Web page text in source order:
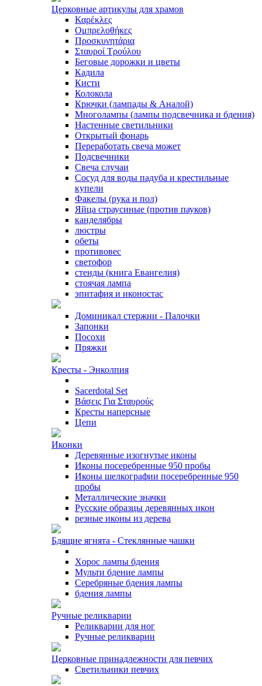
Церковные артикулы для храмов
Καρέκλες
Ομπρελοθήκες
Προσκυνητάρια
Σταυροί Τρούλου
Беговые дорожки и цветы
Кадила
Кисти
Колокола
Крючки (лампады & Аналой)
Многолампы (лампы подсвечника и бдения)
Настенные светильники
Открытый фонарь
Переработать свеча может
Подсвечники
Свеча случаи
Сосуд для воды падуба и крестильные
купели
Факелы (рука и пол)
Яйца страусиные (против пауков)
канделябры
люстры
обеты
противовес
светофор
стенды (книга Евангелия)
стоячая лампа
эпитафия и иконостас
Доминикал стержни - Палочки
Запонки
Посохи
Пряжки
Кресты - Энколпия
Sacerdotal Set
Βάσεις Για Σταυρούς
Кресты наперсные
Цепи
Иконки
Деревянные изогнутые иконы
Иконы посеребренные 950 пробы
Иконы шелкографии посеребренные 950
пробы
Металлические значки
Русские образцы деревянных икон
резные иконы из дерева
Бдящие ягнята - Стеклянные чашки
Xорос лампы бдения
Мульти бдение лампы
Серебряные бдения лампы
бдения лампы
Ручные реликварии
Реликварии для ног
Ручные реликварии
Церковные принадлежности для певчих
Светильники певчих